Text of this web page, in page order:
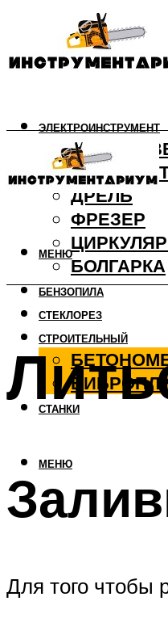
ЭЛЕКТРОИНСТРУМЕНТ
ДРЕЛЬ
ФРЕЗЕР
БОЛГАРКА
БЕНЗОПИЛА
СТЕКЛОРЕЗ
СТРОИТЕЛЬНЫЙ
СТАНКИ
МЕНЮ
МЕНЮ
Для того чтобы